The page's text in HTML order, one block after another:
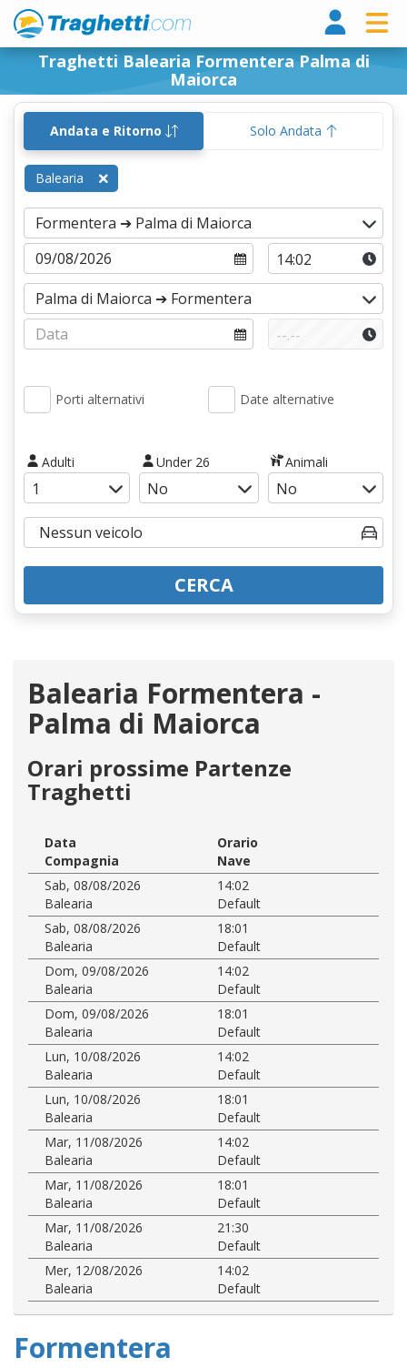
Traghetti Balearia Formentera Palma di
Maiorca
Andata e Ritorno Solo Andata
Balearia
Porti alternativi Date alternative
Adulti Under 26 Animali
CERCA
Balearia Formentera -
Palma di Maiorca
Orari prossime Partenze
Traghetti
Data
Orario
Compagnia
Nave
Sab, 08/08/2026
14:02
Balearia
Default
Sab, 08/08/2026
18:01
Balearia
Default
Dom, 09/08/2026
14:02
Balearia
Default
Dom, 09/08/2026
18:01
Balearia
Default
Lun, 10/08/2026
14:02
Balearia
Default
Lun, 10/08/2026
18:01
Balearia
Default
Mar, 11/08/2026
14:02
Balearia
Default
Mar, 11/08/2026
18:01
Balearia
Default
Mar, 11/08/2026
21:30
Balearia
Default
Mer, 12/08/2026
14:02
Balearia
Default
Formentera